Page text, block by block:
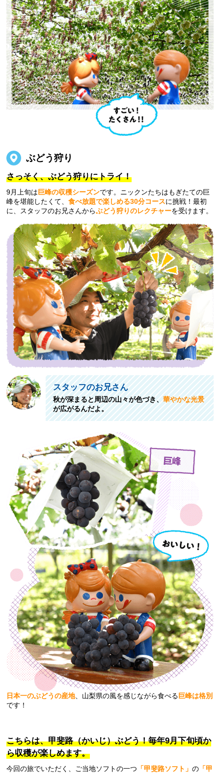
ぶどう狩り
さっそく、ぶどう狩りにトライ！
9月上旬は 巨峰の収穫シーズンです。ニックンたちはもぎたての巨
峰を堪能したくて、食べ放題で楽しめる30分コースに挑戦！最初
に、スタッフのお兄さんからぶどう狩りのレクチャーを受けます。
スタッフのお兄さん
秋が深まると周辺の山々が色づき、華やかな光景
が広がるんだよ。
日本一のぶどうの産地、山梨県の風を感じながら食べる 巨峰は格別
です！
こちらは、甲斐路（かいじ）ぶどう！毎年9月下旬頃か
ら収穫が楽しめます。
今回の旅でいただく、ご当地ソフトの一つ 「甲斐路ソフト」の 「甲